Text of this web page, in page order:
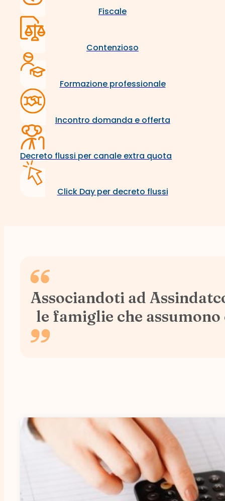
Fiscale
Contenzioso
Formazione professionale
Incontro domanda e offerta
Decreto flussi per canale extra quota
Click Day per decreto flussi
Associandoti ad
le famiglie che